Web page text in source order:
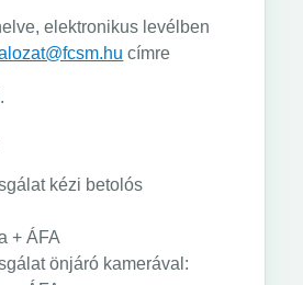
elektronikus levélben
címre
kézi betolós
+ ÁFA
önjáró kamerával: